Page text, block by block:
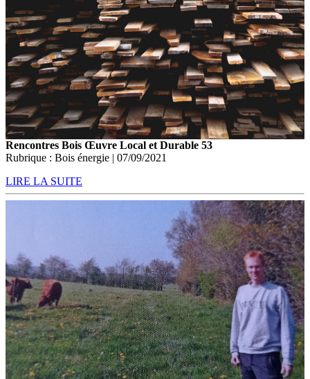
Rencontres Bois Œuvre Local et Durable 53
Rubrique : Bois énergie | 07/09/2021
LIRE LA SUITE